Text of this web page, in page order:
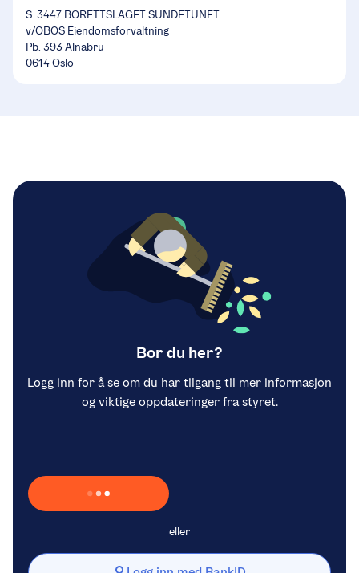
S. 3447 BORETTSLAGET SUNDETUNET
v/OBOS Eiendomsforvaltning
Pb. 393 Alnabru
0614 Oslo
Bor du her?
Logg inn for å se om du har tilgang til mer informasjon
og viktige oppdateringer fra styret.
Laster inn Vipps …
eller